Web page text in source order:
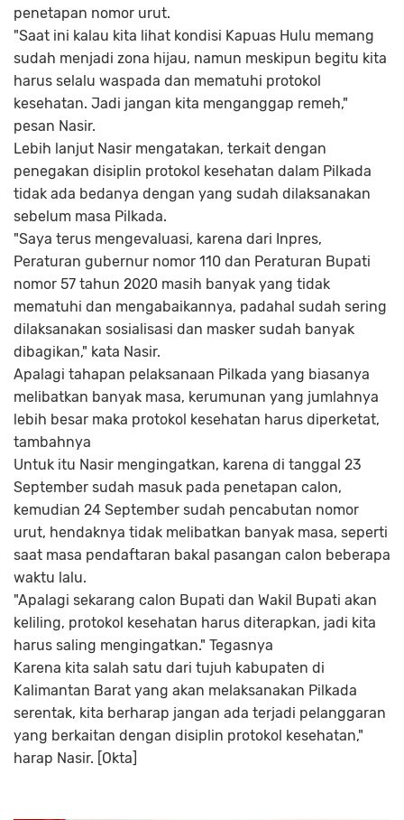
penetapan nomor urut.
"Saat ini kalau kita lihat kondisi Kapuas Hulu memang
sudah menjadi zona hijau, namun meskipun begitu kita
harus selalu waspada dan mematuhi protokol
kesehatan. Jadi jangan kita menganggap remeh,"
pesan Nasir.
Lebih lanjut Nasir mengatakan, terkait dengan
penegakan disiplin protokol kesehatan dalam Pilkada
tidak ada bedanya dengan yang sudah dilaksanakan
sebelum masa Pilkada.
"Saya terus mengevaluasi, karena dari Inpres,
Peraturan gubernur nomor 110 dan Peraturan Bupati
nomor 57 tahun 2020 masih banyak yang tidak
mematuhi dan mengabaikannya, padahal sudah sering
dilaksanakan sosialisasi dan masker sudah banyak
dibagikan," kata Nasir.
Apalagi tahapan pelaksanaan Pilkada yang biasanya
melibatkan banyak masa, kerumunan yang jumlahnya
lebih besar maka protokol kesehatan harus diperketat,
tambahnya
Untuk itu Nasir mengingatkan, karena di tanggal 23
September sudah masuk pada penetapan calon,
kemudian 24 September sudah pencabutan nomor
urut, hendaknya tidak melibatkan banyak masa, seperti
saat masa pendaftaran bakal pasangan calon beberapa
waktu lalu.
"Apalagi sekarang calon Bupati dan Wakil Bupati akan
keliling, protokol kesehatan harus diterapkan, jadi kita
harus saling mengingatkan." Tegasnya
Karena kita salah satu dari tujuh kabupaten di
Kalimantan Barat yang akan melaksanakan Pilkada
serentak, kita berharap jangan ada terjadi pelanggaran
yang berkaitan dengan disiplin protokol kesehatan,"
harap Nasir. [Okta]